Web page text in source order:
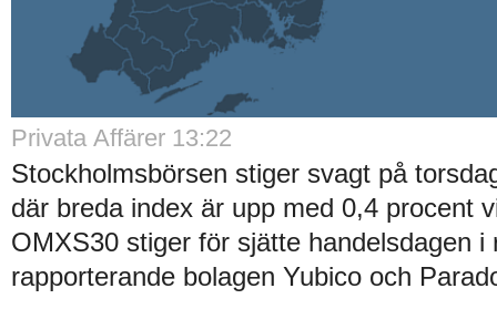
Privata Affärer 13:22
Stockholmsbörsen stiger svagt på
där breda index är upp med 0,4 procent
OMXS30 stiger för sjätte handelsdagen i
rapporterande bolagen Yubico och